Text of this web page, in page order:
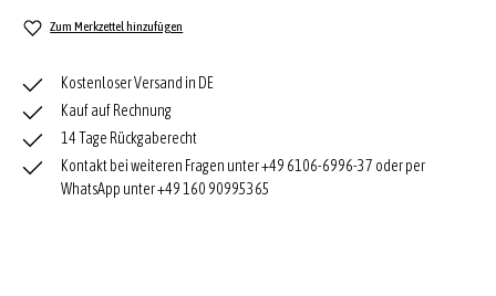
Zum Merkzettel hinzufügen
Kostenloser Versand in DE
Kauf auf Rechnung
14 Tage Rückgaberecht
Kontakt bei weiteren Fragen unter +49 6106-6996-37 oder per
WhatsApp unter +49 160 90995365